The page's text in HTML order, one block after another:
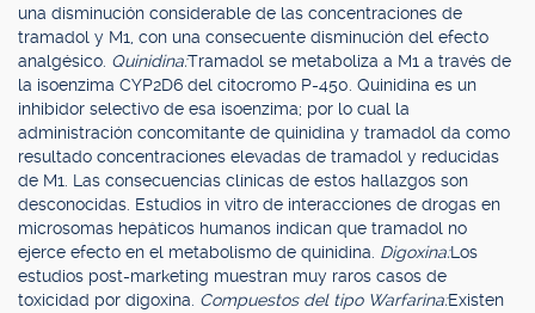
una disminución considerable de las concentraciones de
tramadol y M1, con una consecuente disminución del efecto
analgésico. Quinidina:Tramadol se metaboliza a M1 a través de
la isoenzima CYP2D6 del citocromo P-450. Quinidina es un
inhibidor selectivo de esa isoenzima; por lo cual la
administración concomitante de quinidina y tramadol da como
resultado concentraciones elevadas de tramadol y reducidas
de M1. Las consecuencias clínicas de estos hallazgos son
desconocidas. Estudios in vitro de interacciones de drogas en
microsomas hepáticos humanos indican que tramadol no
ejerce efecto en el metabolismo de quinidina. Digoxina:Los
estudios post-marketing muestran muy raros casos de
toxicidad por digoxina. Compuestos del tipo Warfarina:Existen